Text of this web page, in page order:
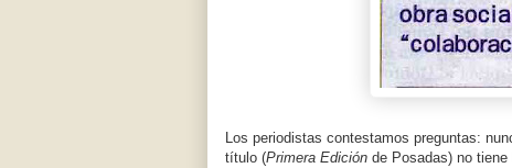
Los periodistas contestamos preguntas:
título (Primera Edición de Posadas) no